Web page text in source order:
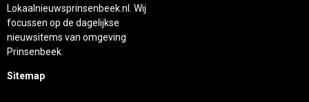
Lokaalnieuwsprinsenbeek.nl. Wij
focussen op de dagelijkse
nieuwsitems van omgeving
Prinsenbeek.
Sitemap